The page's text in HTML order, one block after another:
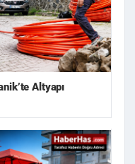
Altyapı